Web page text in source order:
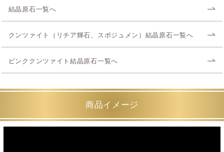
結晶原石一覧へ
クンツァイト（リチア輝石、スポジュメン）結晶原石一覧へ
ピンククンツァイト結晶原石一覧へ
商品イメージ